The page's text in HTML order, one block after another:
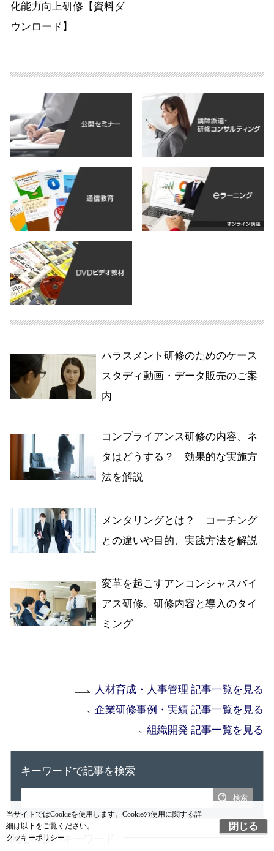
化能力向上研修【資料ダ
ウンロード】
ハラスメント研修のためのケース
スタディ動画・データ販売のご案
内
コンプライアンス研修の内容、ネ
タはどうする？ 効果的な実施方
法を解説
メンタリングとは？ コーチング
との違いや目的、実践方法を解説
変革を起こすアンコンシャスバイ
アス研修。研修内容と導入のタイ
ミング
人材育成・人事管理 記事一覧を見る
企業研修事例・実績 記事一覧を見る
組織開発 記事一覧を見る
キーワードで記事を検索
関心の強いキーワード
当サイトではCookieを使用します。Cookieの使用に関する詳
細は以下をご覧ください。
クッキーポリシー
閉じる